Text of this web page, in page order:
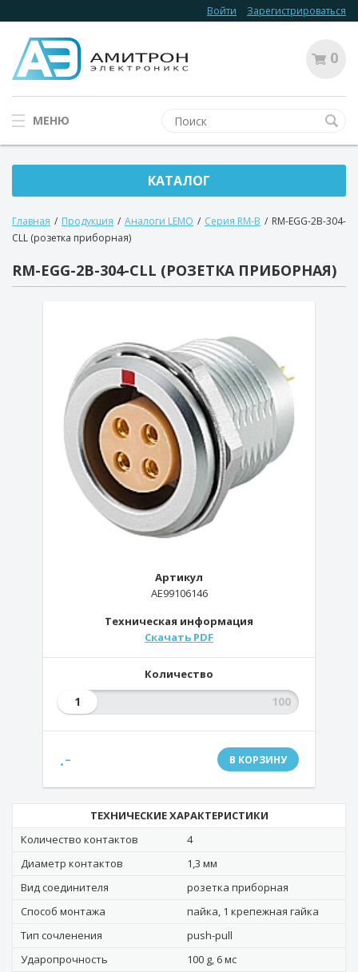
Войти Зарегистрироваться
0
МЕНЮ
КАТАЛОГ
Главная / Продукция / Аналоги LEMO / Серия RM-B / RM-EGG-2B-304-
CLL (розетка приборная)
RM-EGG-2B-304-CLL (РОЗЕТКА ПРИБОРНАЯ)
Артикул
AE99106146
Техническая информация
Скачать PDF
Количество
1
.- В КОРЗИНУ
ТЕХНИЧЕСКИЕ ХАРАКТЕРИСТИКИ
Количество контактов
4
Диаметр контактов
1,3 мм
Вид соединителя
розетка приборная
Способ монтажа
пайка, 1 крепежная гайка
Тип сочленения
push-pull
Ударопрочность
100 g, 6 мс